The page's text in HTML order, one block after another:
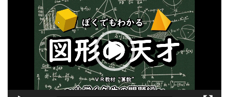
《リスキリング補助金コース》
リスキリング補助金対象コース説明
《SDGs》
U-15メタバースプログラミング講座
入学案内